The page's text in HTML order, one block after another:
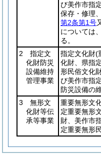
び美作市指
保存・修理
第2条第1号
については
る。
2 指定文
化財防災
設備維持
管理事業
指定文化財(
化財、県指
形民俗文化
び美作市指
防災設備の
3 無形文
化財等伝
承等事業
重要無形文
定重要無形
財、美作市
定重要無形